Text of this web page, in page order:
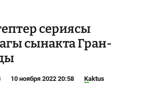
сериясы
сынакта Гран-
10 ноября 2022 20:58 Kaktus